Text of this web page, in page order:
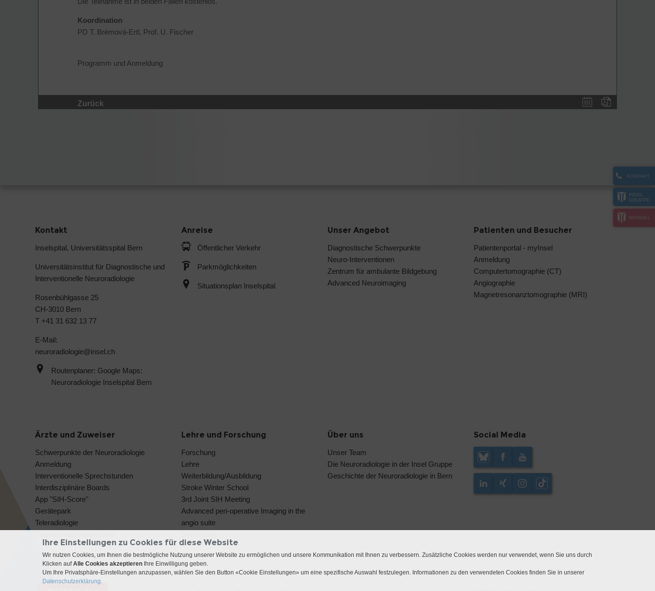
KONTAKT
INSEL
GRUPPE
MYINSEL
Koordination
PD T. Brémovà-Ertl, Prof. U. Fischer
Programm und Anmeldung
Zurück
Kontakt
Inselspital, Universitätsspital Bern
Universitätsinstitut für Diagnostische und
Interventionelle Neuroradiologie
Rosenbühlgasse 25
CH-3010 Bern
T +41 31 632 13 77
E-Mail:
neuroradiologie@insel.ch
Routenplaner: Google Maps:
Neuroradiologie Inselspital Bern
Anreise
Öffentlicher Verkehr
Parkmöglichkeiten
Situationsplan Inselspital
Unser Angebot
Diagnostische Schwerpunkte
Neuro-Interventionen
Zentrum für ambulante Bildgebung
Advanced Neuroimaging
Patienten und Besucher
Patientenportal - myInsel
Anmeldung
Computertomographie (CT)
Angiographie
Magnetresonanztomographie (MRI)
Ärzte und Zuweiser
Schwerpunkte der Neuroradiologie
Anmeldung
Interventionelle Sprechstunden
Interdisziplinäre Boards
App "SIH-Score"
Gerätepark
Teleradiologie
Lehre und Forschung
Forschung
Lehre
Weiterbildung/Ausbildung
Stroke Winter School
3rd Joint SIH Meeting
Advanced peri-operative Imaging in the
angio suite
Über uns
Unser Team
Die Neuroradiologie in der Insel Gruppe
Geschichte der Neuroradiologie in Bern
Social Media
Ihre Einstellungen zu Cookies für diese Website
Wir nutzen Cookies, um Ihnen die bestmögliche Nutzung unserer Website zu ermöglichen und unsere Kommunikation mit Ihnen zu verbessern. Zusätzliche Cookies werden nur verwendet, wenn Sie uns durch
Klicken aufAlle Cookies akzeptieren Ihre Einwilligung geben.
Um Ihre Privatsphäre-Einstellungen anzupassen, wählen Sie den Button «Cookie Einstellungen» um eine spezifische Auswahl festzulegen. Informationen zu den verwendeten Cookies finden Sie in unserer
Datenschutzerklärung.